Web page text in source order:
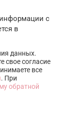
с
в
данных.
свое согласие
все
. При
обратной